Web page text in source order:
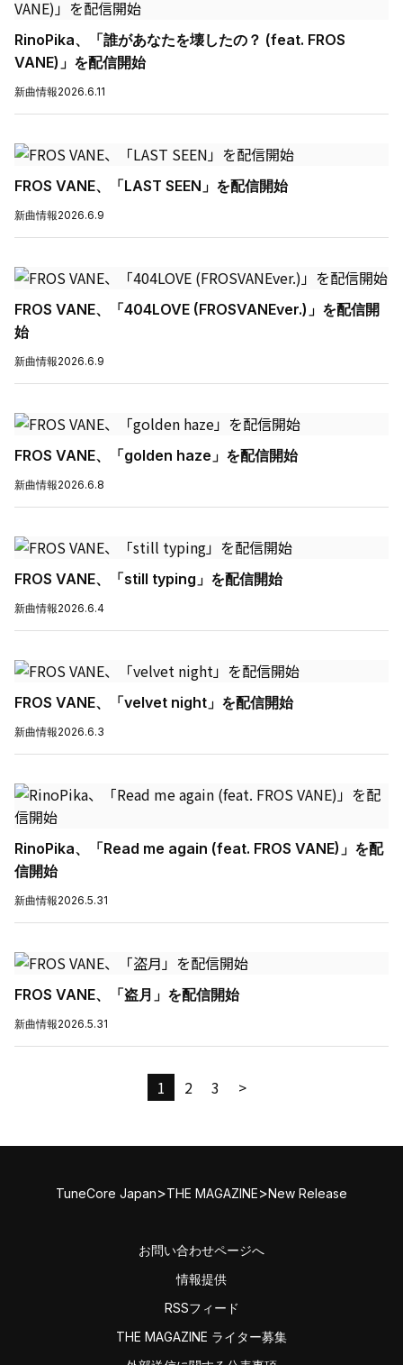
RinoPika、「誰があなたを壊したの？ (feat. FROS
VANE)」を配信開始
新曲情報2026.6.11
FROS VANE、「LAST SEEN」を配信開始
新曲情報2026.6.9
FROS VANE、「404LOVE (FROSVANEver.)」を配信開
始
新曲情報2026.6.9
FROS VANE、「golden haze」を配信開始
新曲情報2026.6.8
FROS VANE、「still typing」を配信開始
新曲情報2026.6.4
FROS VANE、「velvet night」を配信開始
新曲情報2026.6.3
RinoPika、「Read me again (feat. FROS VANE)」を配
信開始
新曲情報2026.5.31
FROS VANE、「盗月」を配信開始
新曲情報2026.5.31
1 2 3 >
TuneCore Japan>THE MAGAZINE>New Release
お問い合わせページへ
情報提供
RSSフィード
THE MAGAZINE ライター募集